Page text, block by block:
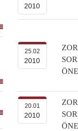
2010
25.02
2010
20.01
2010